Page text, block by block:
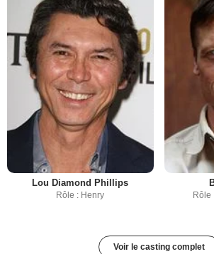
Lou Diamond Phillips
Rôle : Henry Rôle
Voir le casting complet